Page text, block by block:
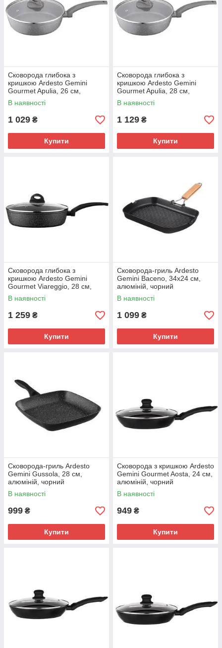
Сковорода глибока з
кришкою Ardesto Gemini
Gourmet Apulia, 26 см,
алюміній, сірий (AR2426GGL)
В наявності
1 029 ₴
Купити
Сковорода глибока з
кришкою Ardesto Gemini
Gourmet Apulia, 28 см,
алюміній, сірий (AR2428GGL)
В наявності
1 129 ₴
Купити
Сковорода глибока з
кришкою Ardesto Gemini
Gourmet Viareggio, 28 см,
алюміній, чорний
(AR1928GDL)
В наявності
1 259 ₴
Купити
Сковорода-гриль Ardesto
Gemini Baceno, 34х24 см,
алюміній, чорний
(AR1934GF)
В наявності
1 099 ₴
Купити
Сковорода-гриль Ardesto
Gemini Gussola, 28 см,
алюміній, чорний
(AR1928GG)
В наявності
999 ₴
Купити
Сковорода з кришкою Ardesto
Gemini Gourmet Aosta, 24 см,
алюміній, чорний
(AR1924GMP)
В наявності
949 ₴
Купити